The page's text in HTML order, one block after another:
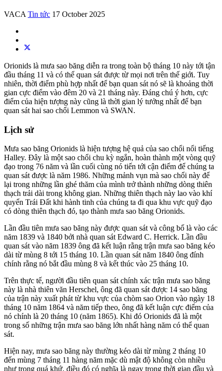
VACA Tin tức 17 October 2025
Orionids là mưa sao băng diễn ra trong toàn bộ tháng 10 này tới tận
đầu tháng 11 và có thể quan sát được từ mọi nơi trên thế giới. Tuy
nhiên, thời điểm phù hợp nhất để bạn quan sát nó sẽ là khoảng thời
gian cực điểm vào đêm 20 và 21 tháng này. Đáng chú ý hơn, cực
điểm của hiện tượng này cũng là thời gian lý tưởng nhất để bạn
quan sát hai sao chổi Lemmon và SWAN.
Lịch sử
Mưa sao băng Orionids là hiện tượng hệ quả của sao chổi nổi tiếng
Halley. Đây là một sao chổi chu kỳ ngắn, hoàn thành một vòng quỹ
đạo trong 76 năm và lần cuối cùng nó tiến tới cận điểm để chúng ta
quan sát được là năm 1986. Những mảnh vụn mà sao chổi này để
lại trong những lần ghé thăm của mình trở thành những dòng thiên
thạch trải dài trong không gian. Những thiên thạch này lao vào khí
quyển Trái Đất khi hành tinh của chúng ta đi qua khu vực quỹ đạo
có dòng thiên thạch đó, tạo thành mưa sao băng Orionids.
Lần đầu tiên mưa sao băng này được quan sát và công bố là vào các
năm 1839 và 1840 bởi nhà quan sát Edward C. Herrick. Lần đầu
quan sát vào năm 1839 ông đã kết luận rằng trận mưa sao băng kéo
dài từ mùng 8 tới 15 tháng 10. Lần quan sát năm 1840 ông đính
chính rằng nó bắt đầu mùng 8 và kết thúc vào 25 tháng 10.
Trên thực tế, người đầu tiên quan sát chính xác trận mưa sao băng
này là nhà thiên văn Herschel, ông đã quan sát được 14 sao băng
của trận này xuất phát từ khu vực của chòm sao Orion vào ngày 18
tháng 10 năm 1864 và năm tiếp theo, ông đã kết luận cực điểm của
nó chính là 20 tháng 10 (năm 1865). Khi đó Orionids đã là một
trong số những trận mưa sao băng lớn nhất hàng năm có thể quan
sát.
Hiện nay, mưa sao băng này thường kéo dài từ mùng 2 tháng 10
đến mùng 7 tháng 11 hàng năm mặc dù mật độ không còn nhiều
như trong quá khứ, điều đó có nghĩa là ngay trong thời gian đầu và